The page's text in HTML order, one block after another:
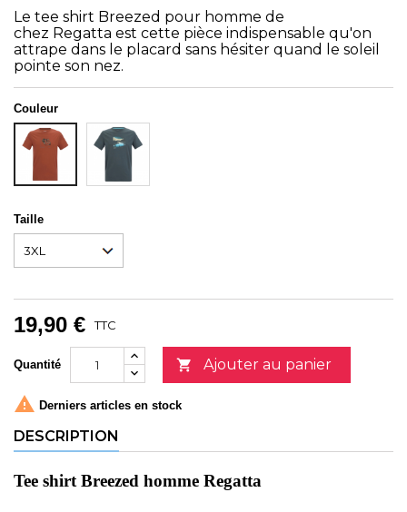
Le tee shirt Breezed pour homme de
chez Regatta est cette pièce indispensable qu'on
attrape dans le placard sans hésiter quand le soleil
pointe son nez.
Couleur
BRICK
DARK
STORM
Taille
19,90 € TTC
Quantité  Ajouter au panier
 Derniers articles en stock
DESCRIPTION
Tee shirt Breezed homme Regatta